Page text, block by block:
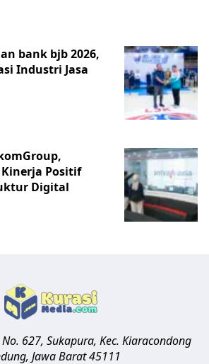
bank bjb 2026,
Industri Jasa
Positif
Digital
627, Sukapura, Kec. Kiaracondong
, Jawa Barat45111